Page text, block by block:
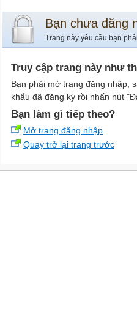
Bạn chưa đăng
Trang này yêu cầu bạn
Truy cập trang này như
Bạn phải mở trang đăng nhập,
khẩu đã đăng ký rồi nhấn nút
Bạn làm gì tiếp theo?
Mở trang đăng nhập
Quay trở lại trang trước